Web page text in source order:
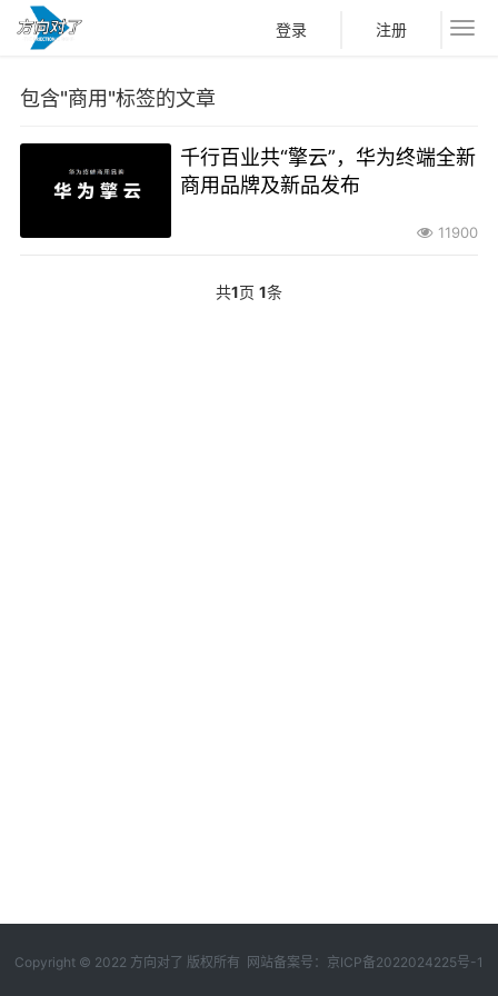
登录 注册
包含"商用"标签的文章
千行百业共“擎云”，华为终端全新
商用品牌及新品发布
11900
共1页 1条
Copyright © 2022 方向对了 版权所有 网站备案号： 京ICP备2022024225号-1